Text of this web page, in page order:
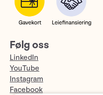
Følg oss
LinkedIn
YouTube
Instagram
Facebook